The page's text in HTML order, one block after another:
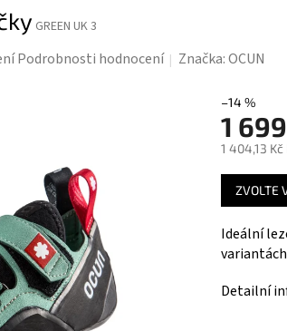
GREEN UK 3
Podrobnosti hodnocení Značka:OCUN
–14 %
1
1 404,13 Kč
Měrná
cena:
ZVOLTE
Ideální
Detailní